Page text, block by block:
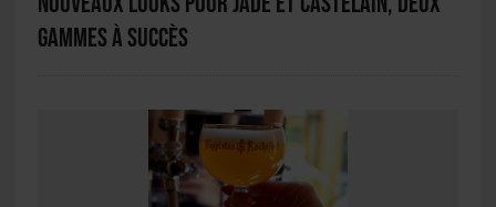
gammes à succès